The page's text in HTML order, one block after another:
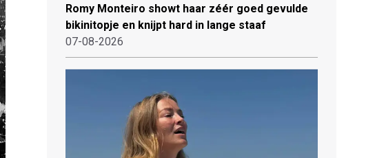
Romy Monteiro showt haar zéér goed gevulde
bikinitopje en knijpt hard in lange staaf
07-08-2026